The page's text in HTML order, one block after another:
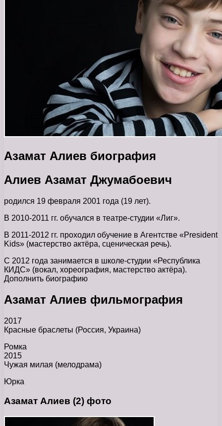
Азамат Алиев биография
Алиев Азамат Джумабоевич
родился 19 февраля 2001 года (19 лет).
В 2010-2011 гг. обучался в театре-студии «Лиг».
В 2011-2012 гг. проходил обучение в Агентстве «President
Kids» (мастерство актёра, сценическая речь).
С 2012 года занимается в школе-студии «Республика
КИДС» (вокал, хореография, мастерство актёра).
Дополнить биографию
Азамат Алиев фильмография
2017
Красные браслеты (Россия, Украина)
Ромка
2015
Чужая милая (мелодрама)
Юрка
Азамат Алиев (2) фото